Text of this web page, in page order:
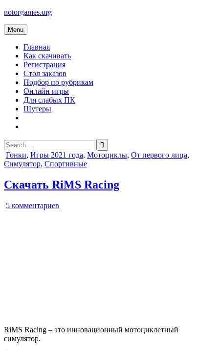
Skip
content
notorgames.org
Menu
Главная
Как скачивать
Регистрация
Стол заказов
Подбор по рубрикам
Онлайн игры
Для слабых ПК
Шутеры
Search
for:
Posted
in
Гонки, Игры 2021 года, Мотоциклы, От первого лица,
Симулятор, Спортивные
Скачать RiMS Racing
5 комментариев
RiMS Racing – это инновационный мотоциклетный
симулятор.